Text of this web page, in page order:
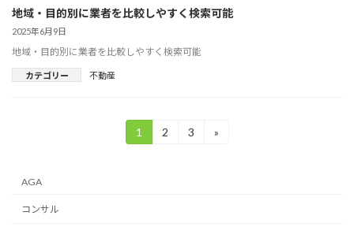
地域・目的別に業者を比較しやすく検索可能
2025年6月9日
地域・目的別に業者を比較しやすく検索可能
カテゴリー 不動産
の
ペ
固
定
1
固
2
固
3 »
AGA
コンサル